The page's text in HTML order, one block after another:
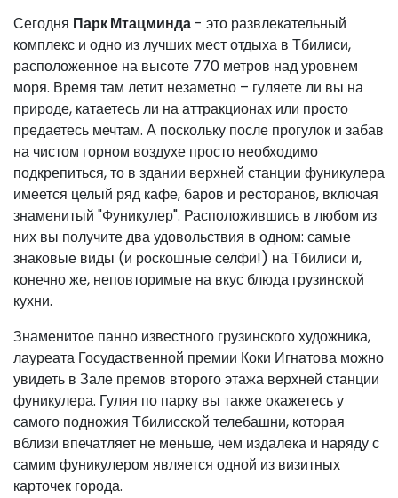
Сегодня Парк Мтацминда - это развлекательный
комплекс и одно из лучших мест отдыха в Тбилиси,
расположенное на высоте 770 метров над уровнем
моря. Время там летит незаметно – гуляете ли вы на
природе, катаетесь ли на аттракционах или просто
предаетесь мечтам. А поскольку после прогулок и забав
на чистом горном воздухе просто необходимо
подкрепиться, то в здании верхней станции фуникулера
имеется целый ряд кафе, баров и ресторанов, включая
знаменитый "Фуникулер". Расположившись в любом из
них вы получите два удовольствия в одном: самые
знаковые виды (и роскошные селфи!) на Тбилиси и,
конечно же, неповторимые на вкус блюда грузинской
кухни.
Знаменитое панно известного грузинского художника,
лауреата Госудаственной премии Коки Игнатова можно
увидеть в Зале премов второго этажа верхней станции
фуникулера. Гуляя по парку вы также окажетесь у
самого подножия Тбилисской телебашни, которая
вблизи впечатляет не меньше, чем издалека и наряду с
самим фуникулером является одной из визитных
карточек города.